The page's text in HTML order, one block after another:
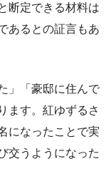
断定できる材料は
あるとの証言もあ
」「豪邸に住んで
ます。紅ゆずるさ
になったことで実
交うようになった